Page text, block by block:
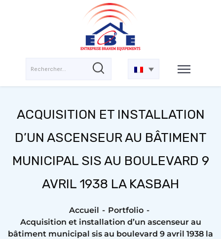
ACQUISITION ET INSTALLATION
D’UN ASCENSEUR AU BÂTIMENT
MUNICIPAL SIS AU BOULEVARD 9
AVRIL 1938 LA KASBAH
Accueil
Portfolio
Acquisition et installation d’un ascenseur au
bâtiment municipal sis au boulevard 9 avril 1938 la